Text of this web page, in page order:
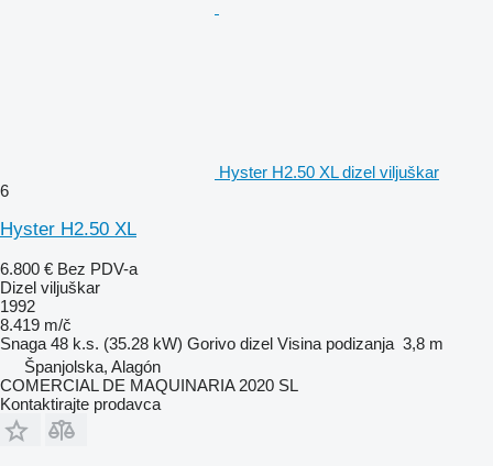
Hyster H2.50 XL dizel viljuškar
6
Hyster H2.50 XL
6.800 € Bez PDV-a
Dizel viljuškar
1992
8.419 m/č
Snaga 48 k.s. (35.28 kW) Gorivo dizel Visina podizanja 3,8 m
Španjolska, Alagón
COMERCIAL DE MAQUINARIA 2020 SL
Kontaktirajte prodavca